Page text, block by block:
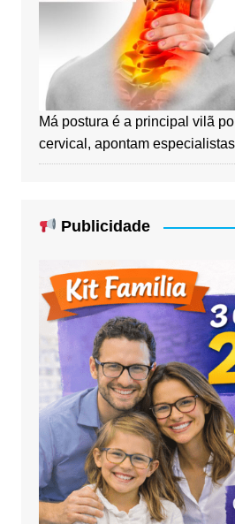
Má postura é a principal vilã
cervical, apontam especialistas
Publicidade